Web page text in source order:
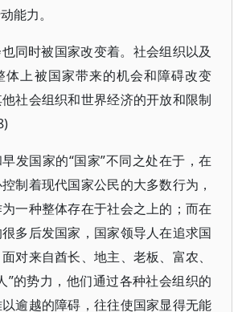
能力。
同时被国家改变着。社会组织以及
体上被国家带来的机会和障碍改变
社会组织和世界经济的开放和限制
发国家的“国家”不同之处在于，在
制着现代国家公民的大多数行为，
一种整体存在于社会之上的；而在
多后发国家，国家领导人在追求国
对来自酋长、地主、老板、富农、
”的势力，他们通过各种社会组织的
逾越的障碍，往往使国家显得无能